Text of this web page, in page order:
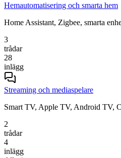
Hemautomatisering och smarta hem
Home Assistant, Zigbee, smarta
3
trådar
28
inlägg
Streaming och mediaspelare
Smart TV, Apple TV, Android TV,
2
trådar
4
inlägg